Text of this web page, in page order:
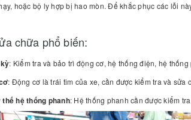
hoặc bộ ly hợp bị hao mòn. Để khắc phục các lỗi
chữa phổ biến:
: Kiểm tra và bảo trì động cơ, hệ thống điện, hệ
: Động cơ là trái tim của xe, cần được kiểm tra và
hệ thống phanh: Hệ thống phanh cần được kiểm